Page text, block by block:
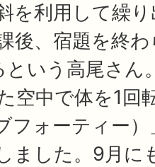
を利用して繰
後、宿題を終
いう高尾さん
空中で体を1回
フォーティー
ました。9月に